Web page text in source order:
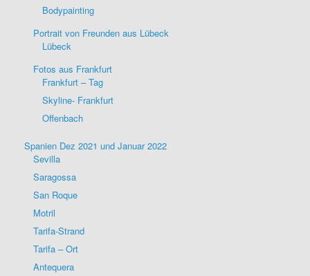
Bodypainting
Portrait von Freunden aus Lübeck
Lübeck
Fotos aus Frankfurt
Frankfurt – Tag
Skyline- Frankfurt
Offenbach
Spanien Dez 2021 und Januar 2022
Sevilla
Saragossa
San Roque
Motril
Tarifa-Strand
Tarifa – Ort
Antequera